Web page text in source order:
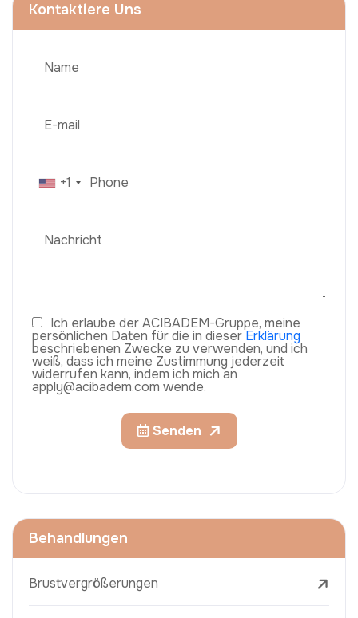
Kontaktiere Uns
+1
Ich erlaube der ACIBADEM-Gruppe, meine
persönlichen Daten für die in dieser Erklärung
beschriebenen Zwecke zu verwenden, und ich
weiß, dass ich meine Zustimmung jederzeit
widerrufen kann, indem ich mich an
apply@acibadem.com wende.
Senden
Behandlungen
Brustvergrößerungen